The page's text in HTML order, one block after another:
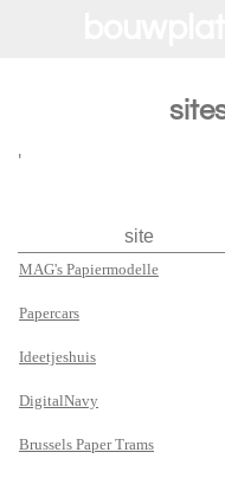
'
site
MAG's Papiermodelle
Papercars
Ideetjeshuis
DigitalNavy
Brussels Paper Trams